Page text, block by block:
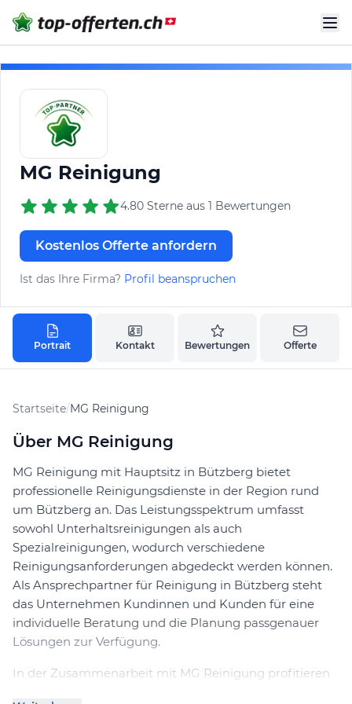
MG Reinigung
4.80 Sterne aus 1 Bewertungen
Kostenlos Offerte anfordern
Ist das Ihre Firma? Profil beanspruchen
Portrait Kontakt Bewertungen Offerte
Startseite/MG Reinigung
Über MG Reinigung
MG Reinigung mit Hauptsitz in Bützberg bietet
professionelle Reinigungsdienste in der Region rund
um Bützberg an. Das Leistungsspektrum umfasst
sowohl Unterhaltsreinigungen als auch
Spezialreinigungen, wodurch verschiedene
Reinigungsanforderungen abgedeckt werden können.
Als Ansprechpartner für Reinigung in Bützberg steht
das Unternehmen Kundinnen und Kunden für eine
individuelle Beratung und die Planung passgenauer
Lösungen zur Verfügung.
In der Zusammenarbeit mit MG Reinigung profitieren